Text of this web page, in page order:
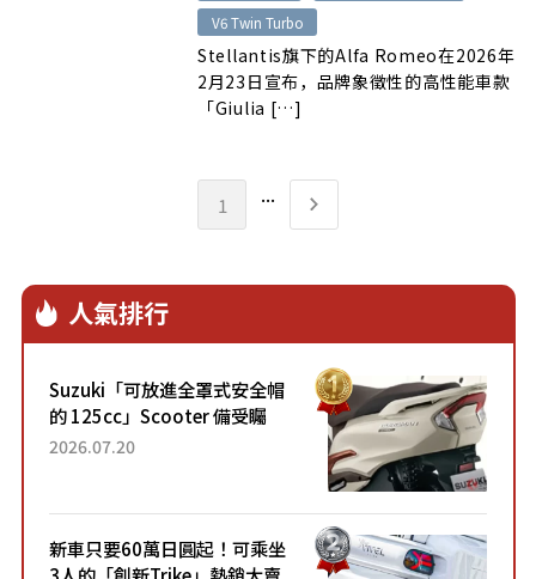
V6 Twin Turbo
Stellantis旗下的Alfa Romeo在2026年
2月23日宣布，品牌象徵性的高性能車款
「Giulia […]
1 ...
人氣排行
Suzuki「可放進全罩式安全帽
的 125cc」Scooter 備受矚
目！採用全新流線設計與各項
2026.07.20
新車只要60萬日圓起！可乘坐